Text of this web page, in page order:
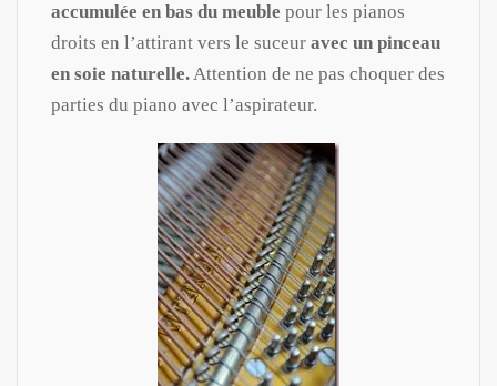
accumulée en bas du meuble pour les pianos
droits en l’attirant vers le suceur avec un pinceau
en soie naturelle.Attention de ne pas choquer des
parties du piano avec l’aspirateur.